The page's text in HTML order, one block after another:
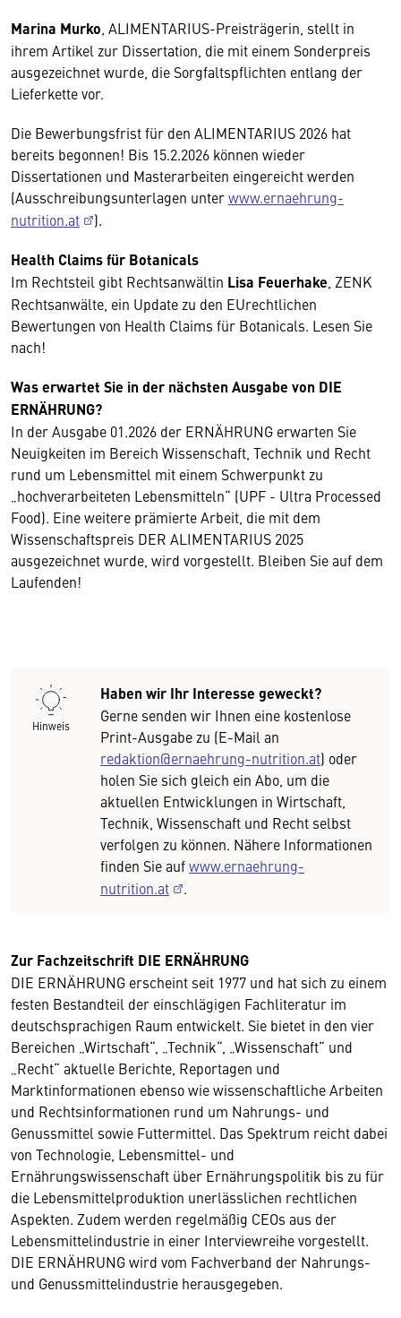
Marina Murko , ALIMENTARIUS-­Preisträgerin, stellt in
ihrem Artikel zur Dissertation, die mit einem Sonderpreis
ausgezeichnet wurde, die Sorgfaltspﬂichten entlang der
Lieferkette vor.
Die Bewerbungsfrist für den ALIMENTARIUS 2026 hat
bereits begonnen! Bis 15.2.2026 können wieder
Dissertationen und Masterarbeiten eingereicht werden
(Ausschreibungsunterlagen unterwww.ernaehrung-
nutrition.at
).
Health Claims für Botanicals
Im Rechtsteil gibt Rechtsanwältin Lisa Feuerhake , ZENK
Rechtsanwälte, ein Update zu den EU­rechtlichen
Bewertungen von Health Claims für Botanicals. Lesen Sie
nach!
Was erwartet Sie in der nächsten Ausgabe von DIE
ERNÄHRUNG?
In der Ausgabe 01.2026 der ERNÄHRUNG erwarten Sie
Neuigkeiten im Bereich Wissenschaft, Technik und Recht
rund um Lebensmittel mit einem Schwerpunkt zu
„hochverarbeiteten Lebensmitteln“ (UPF - Ultra Processed
Food). Eine weitere prämierte Arbeit, die mit dem
Wissenschaftspreis DER ALIMENTARIUS 2025
ausgezeichnet wurde, wird vorgestellt. Bleiben Sie auf dem
Laufenden!
Hinweis
Haben wir Ihr Interesse geweckt?
Gerne senden wir Ihnen eine kostenlose
Print-Ausgabe zu (E-Mail an
redaktion@ernaehrung-nutrition.at) oder
holen Sie sich gleich ein Abo, um die
aktuellen Entwicklungen in Wirtschaft,
Technik, Wissenschaft und Recht selbst
verfolgen zu können. Nähere Informationen
finden Sie aufwww.ernaehrung-
nutrition.at
.
Zur Fachzeitschrift DIE ERNÄHRUNG
DIE ERNÄHRUNG erscheint seit 1977 und hat sich zu einem
festen Bestandteil der einschlägigen Fachliteratur im
deutschsprachigen Raum entwickelt. Sie bietet in den vier
Bereichen „Wirtschaft“, „Technik“, „Wissenschaft“ und
„Recht“ aktuelle Berichte, Reportagen und
Marktinformationen ebenso wie wissenschaftliche Arbeiten
und Rechtsinformationen rund um Nahrungs- und
Genussmittel sowie Futtermittel. Das Spektrum reicht dabei
von Technologie, Lebensmittel- und
Ernährungswissenschaft über Ernährungspolitik bis zu für
die Lebensmittelproduktion unerlässlichen rechtlichen
Aspekten. Zudem werden regelmäßig CEOs aus der
Lebensmittelindustrie in einer Interviewreihe vorgestellt.
DIE ERNÄHRUNG wird vom Fachverband der Nahrungs-
und Genussmittelindustrie herausgegeben.